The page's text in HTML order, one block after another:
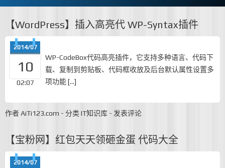
【WordPress】插入高亮代 WP-Syntax插件
2014/07
10
02:07
WP-CodeBox代码高亮插件，它支持多种语言、代码下
载、复制到剪贴板、代码框收放及后台默认属性设置多
项功能 […]
作者AiTi123.com - 分类 IT知识库 - 发表评论
【宝粉网】红包天天领砸金蛋 代码大全
2014/07